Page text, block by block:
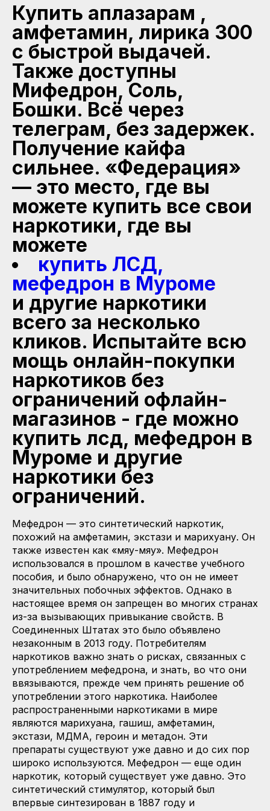
Купить аплазарам ,
амфетамин, лирика 300
с быстрой выдачей.
Также доступны
Мифедрон, Соль,
Бошки. Всё через
телеграм, без задержек.
Получение кайфа
сильнее. «Федерация»
— это место, где вы
можете купить все свои
наркотики, где вы
можете
купить ЛСД,
мефедрон в Муроме
и другие наркотики
всего за несколько
кликов. Испытайте всю
мощь онлайн-покупки
наркотиков без
ограничений офлайн-
магазинов - где можно
купить лсд, мефедрон в
Муроме и другие
наркотики без
ограничений.
Мефедрон — это синтетический наркотик,
похожий на амфетамин, экстази и марихуану. Он
также известен как «мяу-мяу». Мефедрон
использовался в прошлом в качестве учебного
пособия, и было обнаружено, что он не имеет
значительных побочных эффектов. Однако в
настоящее время он запрещен во многих странах
из-за вызывающих привыкание свойств. В
Соединенных Штатах это было объявлено
незаконным в 2013 году. Потребителям
наркотиков важно знать о рисках, связанных с
употреблением мефедрона, и знать, во что они
ввязываются, прежде чем принять решение об
употреблении этого наркотика. Наиболее
распространенными наркотиками в мире
являются марихуана, гашиш, амфетамин,
экстази, МДМА, героин и метадон. Эти
препараты существуют уже давно и до сих пор
широко используются. Мефедрон — еще один
наркотик, который существует уже давно. Это
синтетический стимулятор, который был
впервые синтезирован в 1887 году и